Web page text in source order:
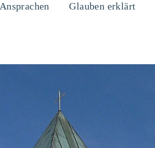
Ansprachen Glauben erklärt